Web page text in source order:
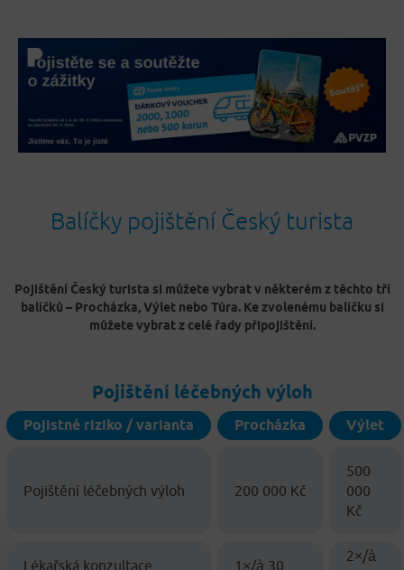
Balíčky pojištění Český turista
Pojištění Český turista si můžete vybrat v některém z těchto tří
balíčků – Procházka, Výlet nebo Túra. Ke zvolenému balíčku si
můžete vybrat z celé řady připojištění.
Pojištění léčebných výloh
Pojistné riziko / varianta Procházka Výlet
Pojištění léčebných výloh 200 000 Kč
500
000
Kč
Lékařská konzultace 1×/à 30
2×/à